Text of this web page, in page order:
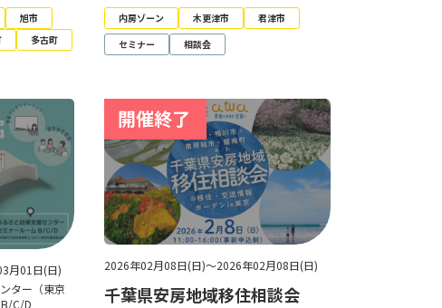
旭市
多古町
内房ゾーン 木更津市
君津市
セミナー
相談会
月01日(日)
ター（東京
C/D
2026年02月08日(日)～2026年02月08日(日)
千葉県安房地域移住相談会